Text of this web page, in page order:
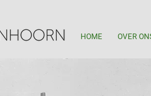
HOME OVER